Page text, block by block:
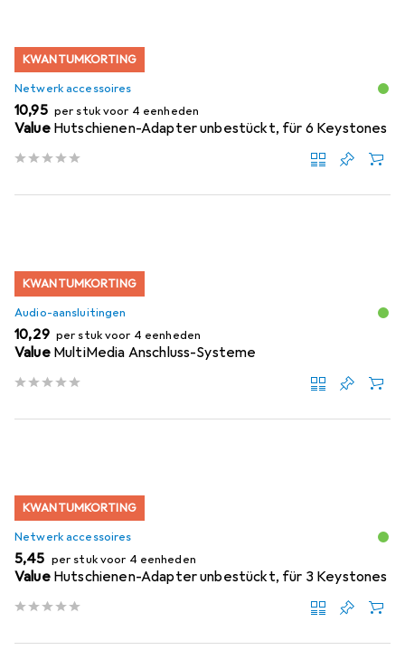
KWANTUMKORTING
Netwerk accessoires
EUR
10,95 per stuk voor 4 eenheden
Value Hutschienen-Adapter unbestückt, für 6 Keystones
KWANTUMKORTING
Audio-aansluitingen
EUR
10,29 per stuk voor 4 eenheden
Value MultiMedia Anschluss-Systeme
KWANTUMKORTING
Netwerk accessoires
EUR
5,45 per stuk voor 4 eenheden
Value Hutschienen-Adapter unbestückt, für 3 Keystones